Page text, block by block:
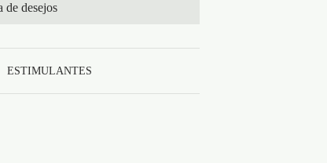
de desejos
ESTIMULANTES